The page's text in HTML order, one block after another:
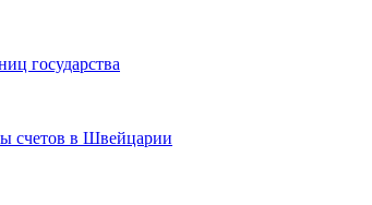
государства
счетов в Швейцарии